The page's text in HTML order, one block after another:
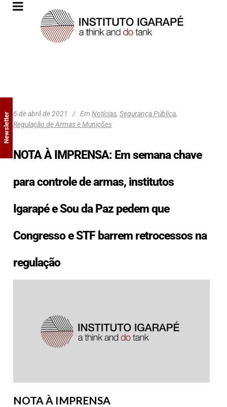
6 de abril de 2021 Em Notícias, Segurança Pública,
Regulação de Armas e Munições
NOTA À IMPRENSA: Em semana chave
para controle de armas, institutos
Igarapé e Sou da Paz pedem que
Congresso e STF barrem retrocessos na
regulação
NOTA À IMPRENSA
Newsletter